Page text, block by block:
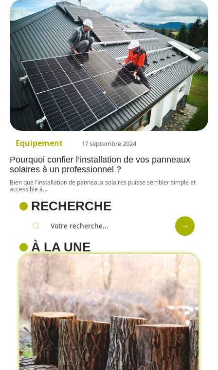
Equipement 17 septembre 2024
Pourquoi confier l’installation de vos panneaux
solaires à un professionnel ?
Bien que l’installation de panneaux solaires puisse sembler simple et
accessible à…
RECHERCHE
À LA UNE